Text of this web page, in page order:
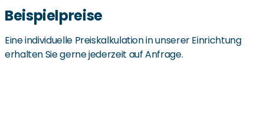
Beispielpreise
Eine individuelle Preiskalkulation in unserer Einrichtung
erhalten Sie gerne jederzeit auf Anfrage.